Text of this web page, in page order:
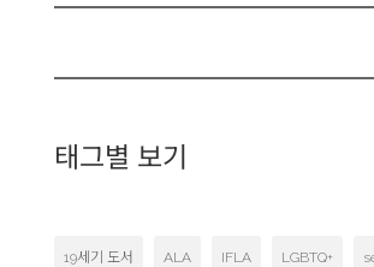
태그별 보기
19세기 도서 ALA IFLA LGBTQ+